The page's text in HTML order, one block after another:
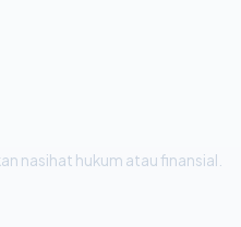
nasihat hukum atau finansial.